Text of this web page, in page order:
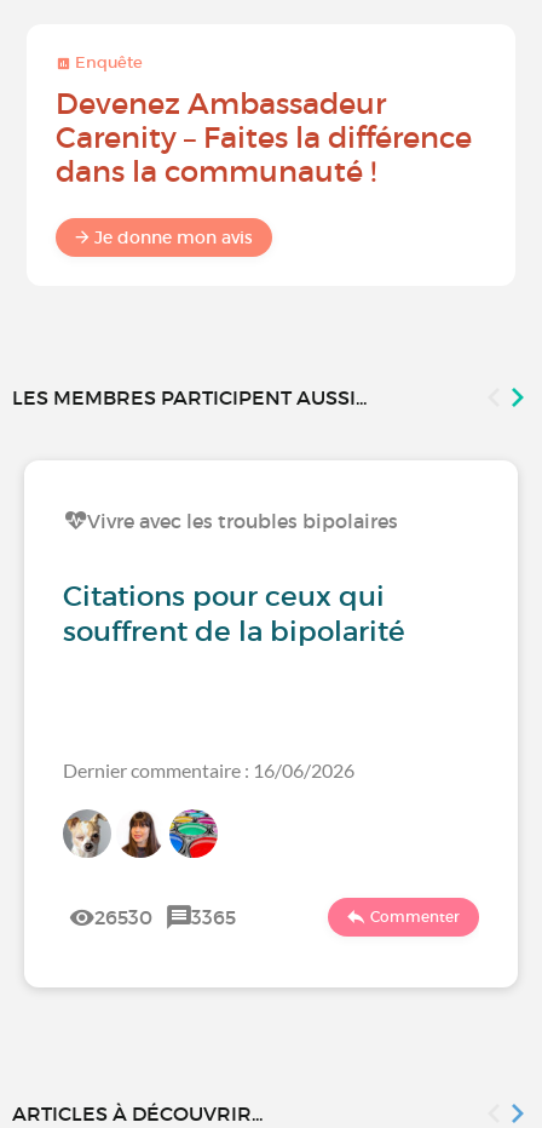
Enquête
Devenez Ambassadeur
Carenity – Faites la différence
dans la communauté !
Je donne mon avis
LES MEMBRES PARTICIPENT AUSSI...
Vivre avec les troubles bipolaires
Citations pour ceux qui
souffrent de la bipolarité
Dernier commentaire : 16/06/2026
26530 3365 Commenter
ARTICLES À DÉCOUVRIR...